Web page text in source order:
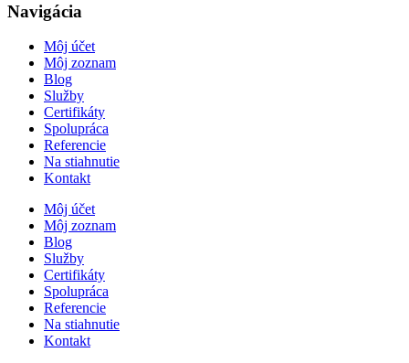
Navigácia
Môj účet
Môj zoznam
Blog
Služby
Certifikáty
Spolupráca
Referencie
Na stiahnutie
Kontakt
Môj účet
Môj zoznam
Blog
Služby
Certifikáty
Spolupráca
Referencie
Na stiahnutie
Kontakt